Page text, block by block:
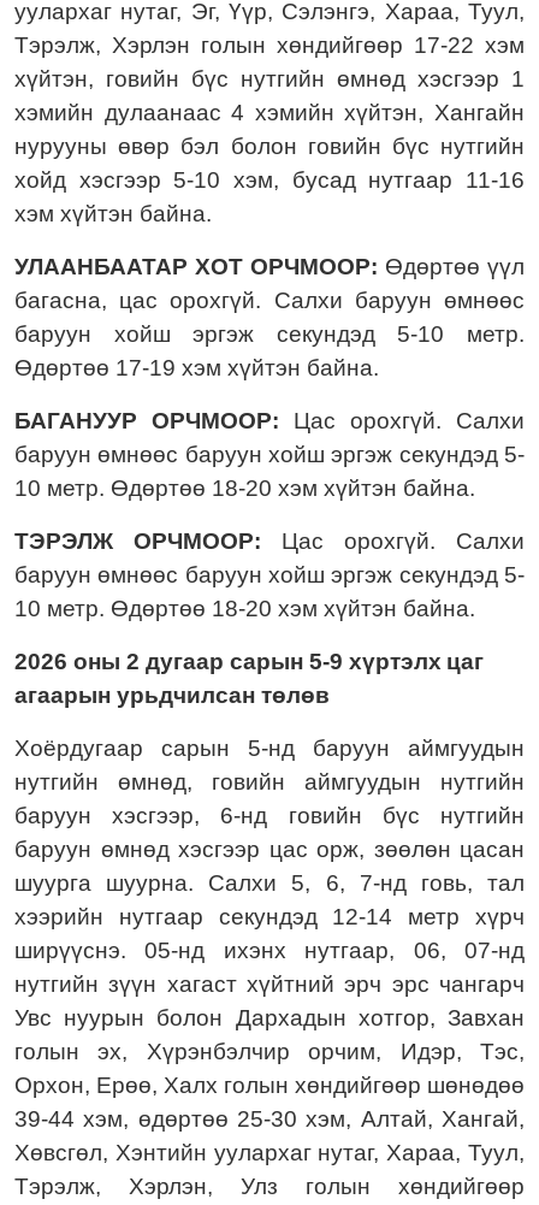
уулархаг нутаг, Эг, Үүр, Сэлэнгэ, Хараа, Туул,
Тэрэлж, Хэрлэн голын хөндийгөөр 17-22 хэм
хүйтэн, говийн бүс нутгийн өмнөд хэсгээр 1
хэмийн дулаанаас 4 хэмийн хүйтэн, Хангайн
нурууны өвөр бэл болон говийн бүс нутгийн
хойд хэсгээр 5-10 хэм, бусад нутгаар 11-16
хэм хүйтэн байна.
УЛААНБААТАР ХОТ ОРЧМООР: Өдөртөө үүл
багасна, цас орохгүй. Салхи баруун өмнөөс
баруун хойш эргэж секундэд 5-10 метр.
Өдөртөө 17-19 хэм хүйтэн байна.
БАГАНУУР ОРЧМООР: Цас орохгүй. Салхи
баруун өмнөөс баруун хойш эргэж секундэд 5-
10 метр. Өдөртөө 18-20 хэм хүйтэн байна.
ТЭРЭЛЖ ОРЧМООР: Цас орохгүй. Салхи
баруун өмнөөс баруун хойш эргэж секундэд 5-
10 метр. Өдөртөө 18-20 хэм хүйтэн байна.
2026 оны 2 дугаар сарын 5-9 хүртэлх цаг
агаарын урьдчилсан төлөв
Хоёрдугаар сарын 5-нд баруун аймгуудын
нутгийн өмнөд, говийн аймгуудын нутгийн
баруун хэсгээр, 6-нд говийн бүс нутгийн
баруун өмнөд хэсгээр цас орж, зөөлөн цасан
шуурга шуурна. Салхи 5, 6, 7-нд говь, тал
хээрийн нутгаар секундэд 12-14 метр хүрч
ширүүснэ. 05-нд ихэнх нутгаар, 06, 07-нд
нутгийн зүүн хагаст хүйтний эрч эрс чангарч
Увс нуурын болон Дархадын хотгор, Завхан
голын эх, Хүрэнбэлчир орчим, Идэр, Тэс,
Орхон, Ерөө, Халх голын хөндийгөөр шөнөдөө
39-44 хэм, өдөртөө 25-30 хэм, Алтай, Хангай,
Хөвсгөл, Хэнтийн уулархаг нутаг, Хараа, Туул,
Тэрэлж, Хэрлэн, Улз голын хөндийгөөр